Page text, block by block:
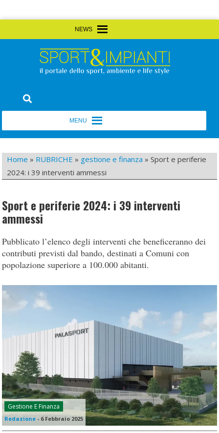
to
Sport&Impianti
Home » RUBRICHE » gestione e finanza »Sport e periferie
2024: i 39 interventi ammessi
Sport e periferie 2024: i 39 interventi
ammessi
Pubblicato l’elenco degli interventi che beneficeranno dei
contributi previsti dal bando, destinati a Comuni con
popolazione superiore a 100.000 abitanti.
Gestione E Finanza
Redazione - 6 Febbraio 2025